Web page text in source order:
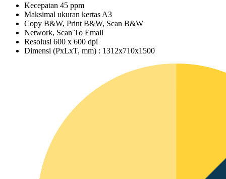
Kecepatan 45 ppm
Maksimal ukuran kertas A3
Copy B&W, Print B&W, Scan B&W
Network, Scan To Email
Resolusi 600 x 600 dpi
Dimensi (PxLxT, mm) : 1312x710x1500